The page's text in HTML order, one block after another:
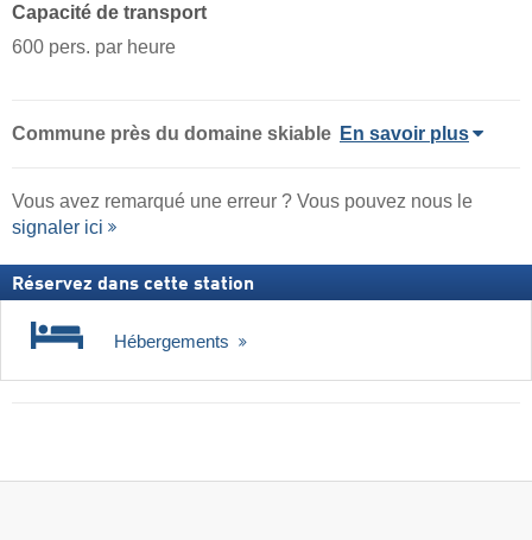
Capacité de transport
600 pers. par heure
Commune près du domaine skiable En savoir plus
Vous avez remarqué une erreur ? Vous pouvez nous le
signaler ici
Réservez dans cette station
Hébergements